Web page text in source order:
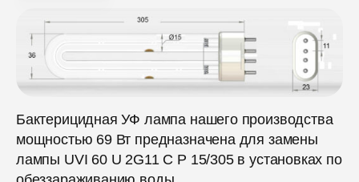
Бактерицидная УФ лампа нашего производства
мощностью 69 Вт предназначена для замены
лампы UVI 60 U 2G11 C P 15/305 в установках по